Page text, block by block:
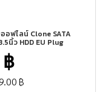
อฟไลน์ Clone SATA
นิ้ว HDD EU Plug
฿